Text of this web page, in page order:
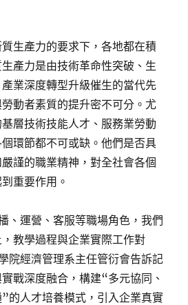
生產力的要求下，各地都在積
產力是由技術革命性突破、生
業深度轉型升級催生的當代先
動者素質的提升密不可分。尤
層技術技能人才、服務業勞動
環節都不可或缺。他們是否具
謹的職業精神，對全社會各個
重要作用。
、運營、客服等職場角色，我們
教學過程與企業實際工作對
院經濟管理系主任管衍會告訴記
戰深度融合，構建“多元協同、
的人才培養模式，引入企業真實